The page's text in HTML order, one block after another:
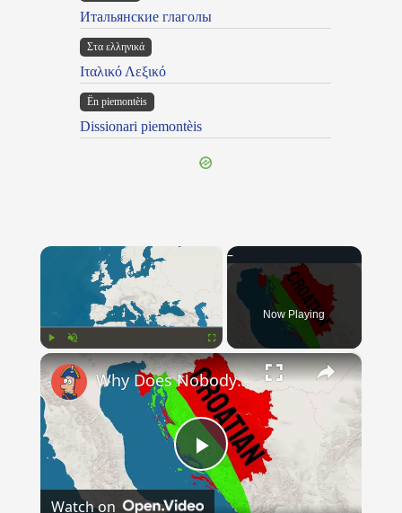
Итальянские глаголы
Στα ελληνικά
Ιταλικό Λεξικό
Ën piemontèis
Dissionari piemontèis
Unmute Fullscreen
Now Playing
×
Play
Why Does Nobody Speak This Romance Language Anymore?
Watch on